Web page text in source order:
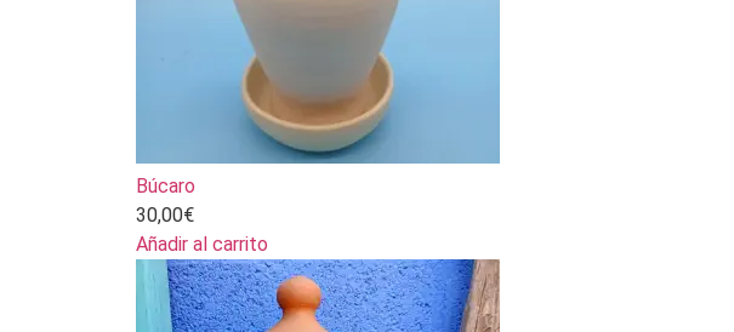
Búcaro
30,00€
Añadir al carrito